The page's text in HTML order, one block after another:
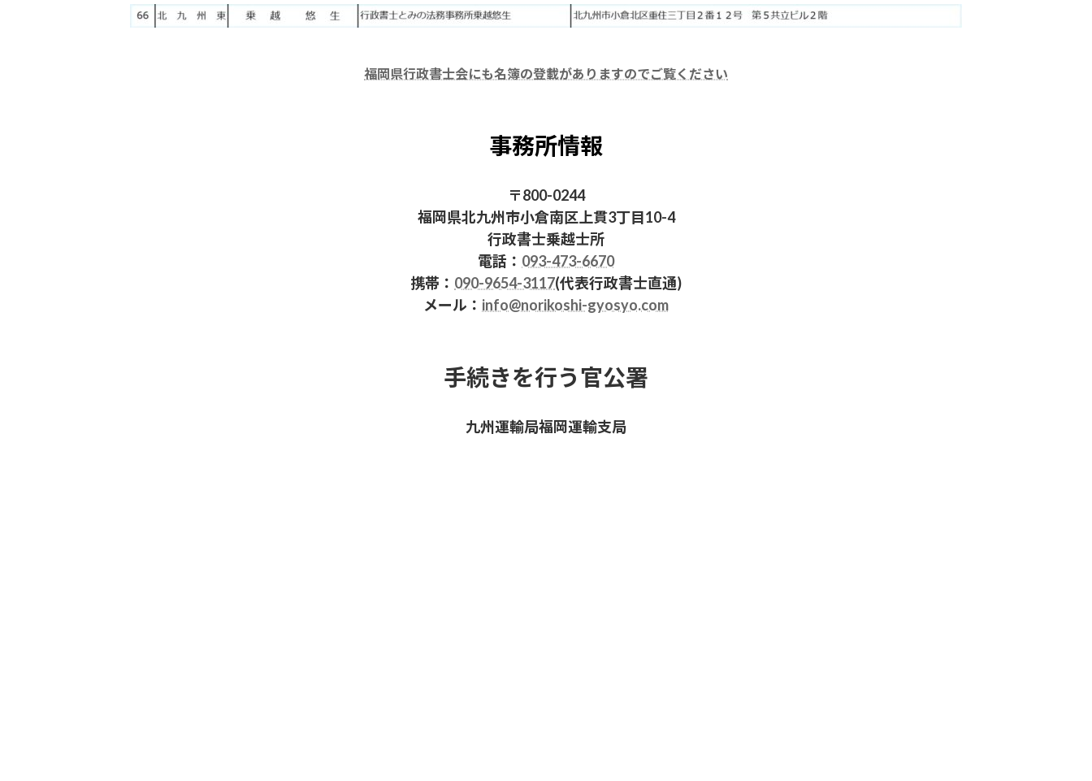
福岡県行政書士会にも名簿の登載がありますのでご覧ください
事務所情報
〒800-0244
福岡県北九州市小倉南区上貫3丁目10-4
行政書士乗越士所
電話： 093-473-6670
携帯： 090-9654-3117(代表行政書士直通)
メール： info@norikoshi-gyosyo.com
手続きを行う官公署
九州運輸局福岡運輸支局